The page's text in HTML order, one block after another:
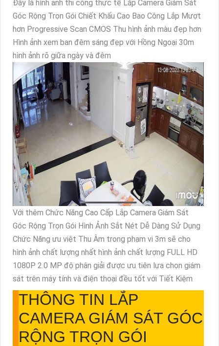
Đây là hình ảnh thi công thực tế Lắp Camera Giám Sát
Góc Rộng Trọn Gói Chiết Khấu Cao Bao Công Lắp Mượt
hơn Progressive Scan CMOS Thu hình ảnh màu đẹp hơn
Hình ảnh xem ban đêm sáng đẹp với Hồng Ngoại 30m
hình ảnh rõ giữa ngày và đêm
Với thêm Chức Năng Cao Cấp Lắp Camera Giám Sát
Góc Rộng Trọn Gói Hình Ảnh Sắt Nét Dễ Dàng Sử Dụng
Chức Năng ưu việt Thu Âm trong phạm vi 3m sẽ cho
hình ảnh chất lượng nhất hình ảnh chất lượng FULL HD
1080P 2.0 MP độ phân giải được ưu tiên lựa chọn giám
sát trên máy tính và điện thoại đều tốt với Tiết Kiệm
THÔNG TIN LẮP
CAMERA GIÁM SÁT GÓC
RỘNG TRỌN GÓI